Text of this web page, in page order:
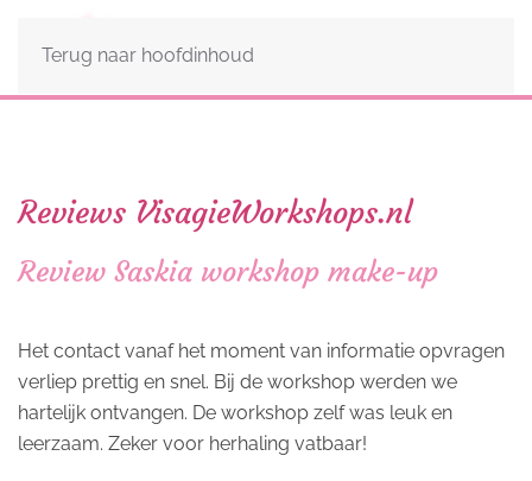
Terug naar hoofdinhoud
Reviews VisagieWorkshops.nl
Review Saskia workshop make-up
Het contact vanaf het moment van informatie opvragen
verliep prettig en snel. Bij de workshop werden we
hartelijk ontvangen. De workshop zelf was leuk en
leerzaam. Zeker voor herhaling vatbaar!